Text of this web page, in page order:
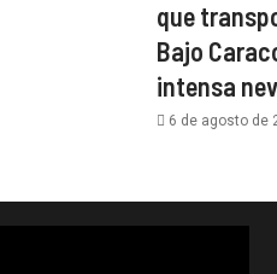
que
Bajo
intensa
6 de agosto de